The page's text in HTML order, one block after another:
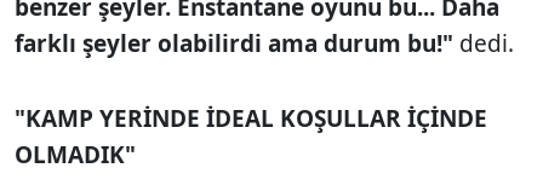
benzer şeyler. Enstantane oyunu bu... Daha
farklı şeyler olabilirdi ama durum bu!" dedi.
"KAMP YERİNDE İDEAL KOŞULLAR İÇİNDE
OLMADIK"